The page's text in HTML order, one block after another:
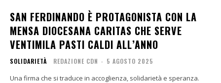
SAN FERDINANDO È PROTAGONISTA CON LA
MENSA DIOCESANA CARITAS CHE SERVE
VENTIMILA PASTI CALDI ALL’ANNO
SOLIDARIETÀ REDAZIONE CDN - 5 AGOSTO 2025
Una firma che si traduce in accoglienza, solidarietà e speranza.